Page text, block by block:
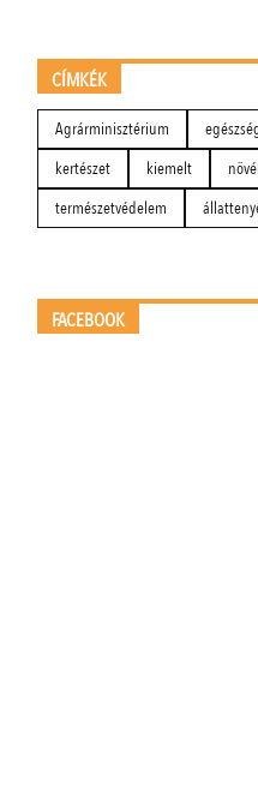
CÍMKÉK
Agrárminisztérium
kertészet
kiemelt
természetvédelem
FACEBOOK